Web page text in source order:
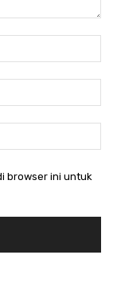
browser ini untuk